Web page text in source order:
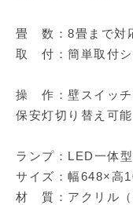
畳 数：8畳まで対
取 付：簡単取付シ
操 作：壁スイッ
保安灯切り替え可能
ランプ：LED一体
サイズ：幅648×高
材 質：アクリル（